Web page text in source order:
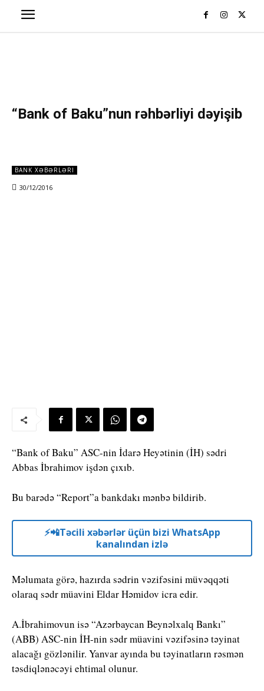
“Bank of Baku”nun rəhbərliyi dəyişib
BANK XƏBƏRLƏRI
30/12/2016
“Bank of Baku” ASC-nin İdarə Heyətinin (İH) sədri
Abbas İbrahimov işdən çıxıb.
Bu barədə “Report”a bankdakı mənbə bildirib.
⚡️📲Təcili xəbərlər üçün bizi WhatsApp
kanalından izlə
Məlumata görə, hazırda sədrin vəzifəsini müvəqqəti
olaraq sədr müavini Eldar Həmidov icra edir.
A.İbrahimovun isə “Azərbaycan Beynəlxalq Bankı”
(ABB) ASC-nin İH-nin sədr müavini vəzifəsinə təyinat
alacağı gözlənilir. Yanvar ayında bu təyinatların rəsmən
təsdiqlənəcəyi ehtimal olunur.